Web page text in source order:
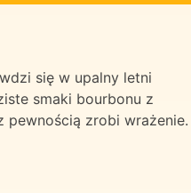
się w upalny letni
smaki bourbonu z
zrobi wrażenie.